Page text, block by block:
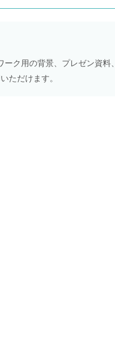
ク用の背景、プレゼン資料、
ただけます。